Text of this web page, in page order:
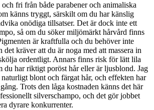
fri från både parabener och animaliska
känns tryggt, särskilt om du har känslig
onödiga tillsatser. Det är dock inte ett
så om du söker miljömärkt hårvård finns
är kraftfulla och du behöver inte
det kräver att du är noga med att massera in
ordentligt. Annars finns risk för lätt lila
du har riktigt poröst hår eller är ljusblond. Jag
naturligt blont och färgat hår, och effekten har
Trots den låga kostnaden känns det här
silverschampo, och det gör jobbet
dyrare konkurrenter.